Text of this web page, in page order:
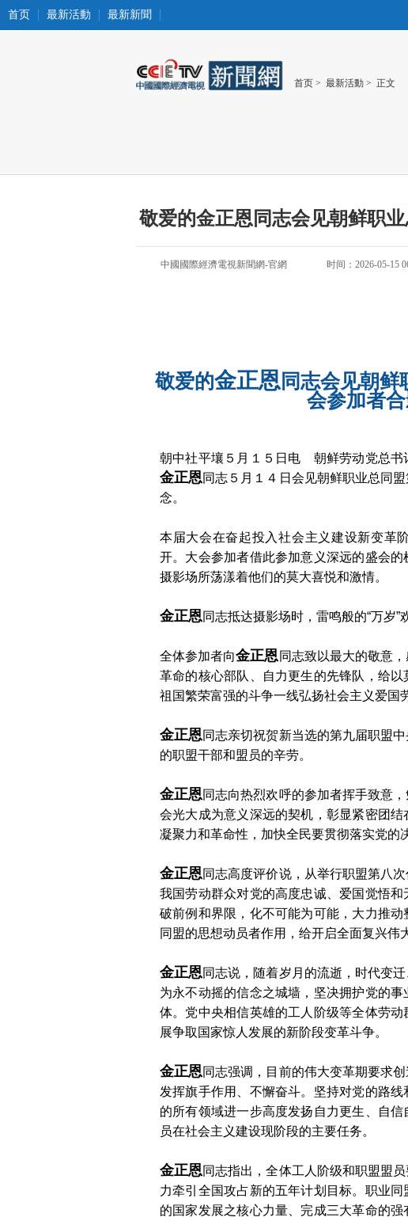
首页 最新活動 最新新聞
首页 > 最新活動 > 正文
敬爱的金正恩同志会见朝鲜职
中國國際經濟電視新聞網-官網 时间：2026-05-15
敬爱的金正恩 同志会见朝
会参加者
朝中社平壤５月１５日电 朝鲜劳动党总书
金正恩同志５月１４日会见朝鲜职业总同
念。
本届大会在奋起投入社会主义建设新变革
开。大会参加者借此参加意义深远的盛会
摄影场所荡漾着他们的莫大喜悦和激情。
金正恩同志抵达摄影场时，雷鸣般的“万岁”
全体参加者向金正恩同志致以最大的敬意
革命的核心部队、自力更生的先锋队，给
祖国繁荣富强的斗争一线弘扬社会主义爱国
金正恩同志亲切祝贺新当选的第九届职盟
的职盟干部和盟员的辛劳。
金正恩同志向热烈欢呼的参加者挥手致意
会光大成为意义深远的契机，彰显紧密团
凝聚力和革命性，加快全民要贯彻落实党的
金正恩同志高度评价说，从举行职盟第八
我国劳动群众对党的高度忠诚、爱国觉悟
破前例和界限，化不可能为可能，大力推
同盟的思想动员者作用，给开启全面复兴伟
金正恩同志说，随着岁月的流逝，时代变
为永不动摇的信念之城墙，坚决拥护党的
体。党中央相信英雄的工人阶级等全体劳
展争取国家惊人发展的新阶段变革斗争。
金正恩同志强调，目前的伟大变革期要求
发挥旗手作用、不懈奋斗。坚持对党的路
的所有领域进一步高度发扬自力更生、自
员在社会主义建设现阶段的主要任务。
金正恩同志指出，全体工人阶级和职盟盟
力牵引全国攻占新的五年计划目标。职业
的国家发展之核心力量、完成三大革命的